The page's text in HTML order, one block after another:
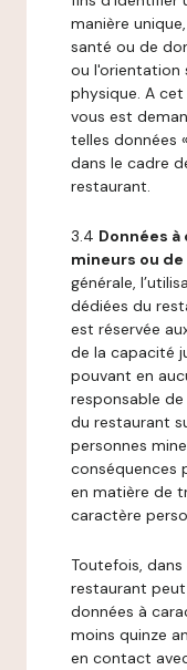
manière
santé ou de
ou l'orientation
physique. A cet
vous est
telles données
dans le cadre
restaurant.
3.4 Données
mineurs ou
générale,
dédiées du
est réservée
de la capacité
pouvant en
responsable
du restaurant
personnes
conséquences
en matière de
caractère
Toutefois,
restaurant
données à
moins quinze
en contact